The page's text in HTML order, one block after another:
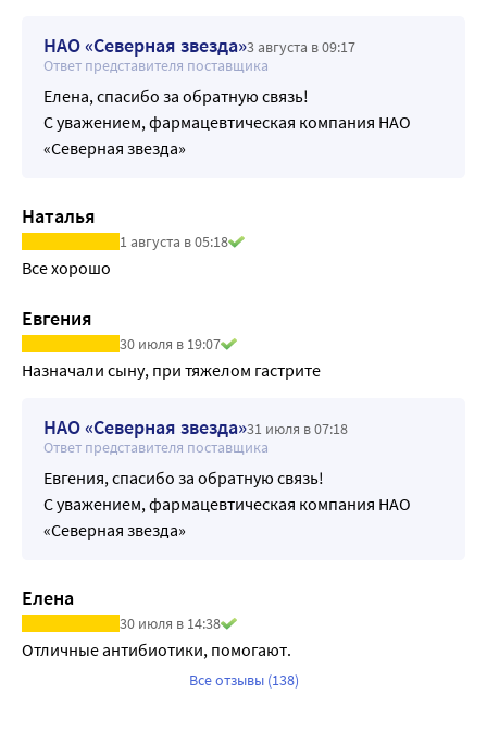
НАО «Северная звезда»3 августа в 09:17
Ответ представителя поставщика
Елена, спасибо за обратную связь!
С уважением, фармацевтическая компания НАО
«Северная звезда»
Наталья
1 августа в 05:18
Все хорошо
Евгения
30 июля в 19:07
Назначали сыну, при тяжелом гастрите
НАО «Северная звезда»31 июля в 07:18
Ответ представителя поставщика
Евгения, спасибо за обратную связь!
С уважением, фармацевтическая компания НАО
«Северная звезда»
Елена
30 июля в 14:38
Отличные антибиотики, помогают.
Все отзывы (138)